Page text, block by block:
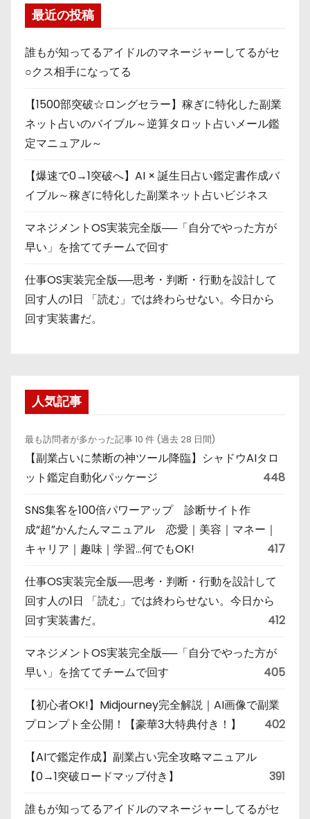
最近の投稿
誰もが知ってるアイドルのマネージャーしてるがセ
○クス相手になってる
【1500部突破☆ロングセラー】稼ぎに特化した副業
ネット占いのバイブル～逆算タロット占いメール鑑
定マニュアル～
【爆速で0→1突破へ】AI × 誕生日占い鑑定書作成バ
イブル～稼ぎに特化した副業ネット占いビジネス
マネジメントOS実装完全版──「自分でやった方が
早い」を捨ててチームで回す
仕事OS実装完全版──思考・判断・行動を設計して
回す人の1日 「読む」では終わらせない。今日から
回す実装書だ。
人気記事
最も訪問者が多かった記事 10 件 (過去 28 日間)
【副業占いに禁断の神ツール降臨】シャドウAIタロ
ット鑑定自動化パッケージ
448
SNS集客を100倍パワーアップ 診断サイト作
成“超”かんたんマニュアル 恋愛｜美容｜マネー｜
キャリア｜趣味｜学習…何でもOK!
417
仕事OS実装完全版──思考・判断・行動を設計して
回す人の1日 「読む」では終わらせない。今日から
回す実装書だ。
412
マネジメントOS実装完全版──「自分でやった方が
早い」を捨ててチームで回す
405
【初心者OK!】Midjourney完全解説｜AI画像で副業
プロンプト全公開！【豪華3大特典付き！】
402
【AIで鑑定作成】副業占い完全攻略マニュアル
【0→1突破ロードマップ付き】
391
誰もが知ってるアイドルのマネージャーしてるがセ